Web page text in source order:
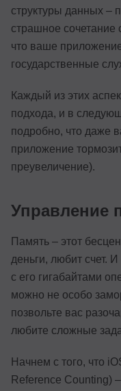
структуры данных –
страшное сочетание
что ваше
государственные
Каждый из этих
подхода, и в
подробно, что даже
приложение
преувеличение).
Управление
Память – этот
деньги, любит счет.
с его гигабайтами
можно не особо
позвольте вас
любите сложные
Начнем с того, что
Reference Counting)